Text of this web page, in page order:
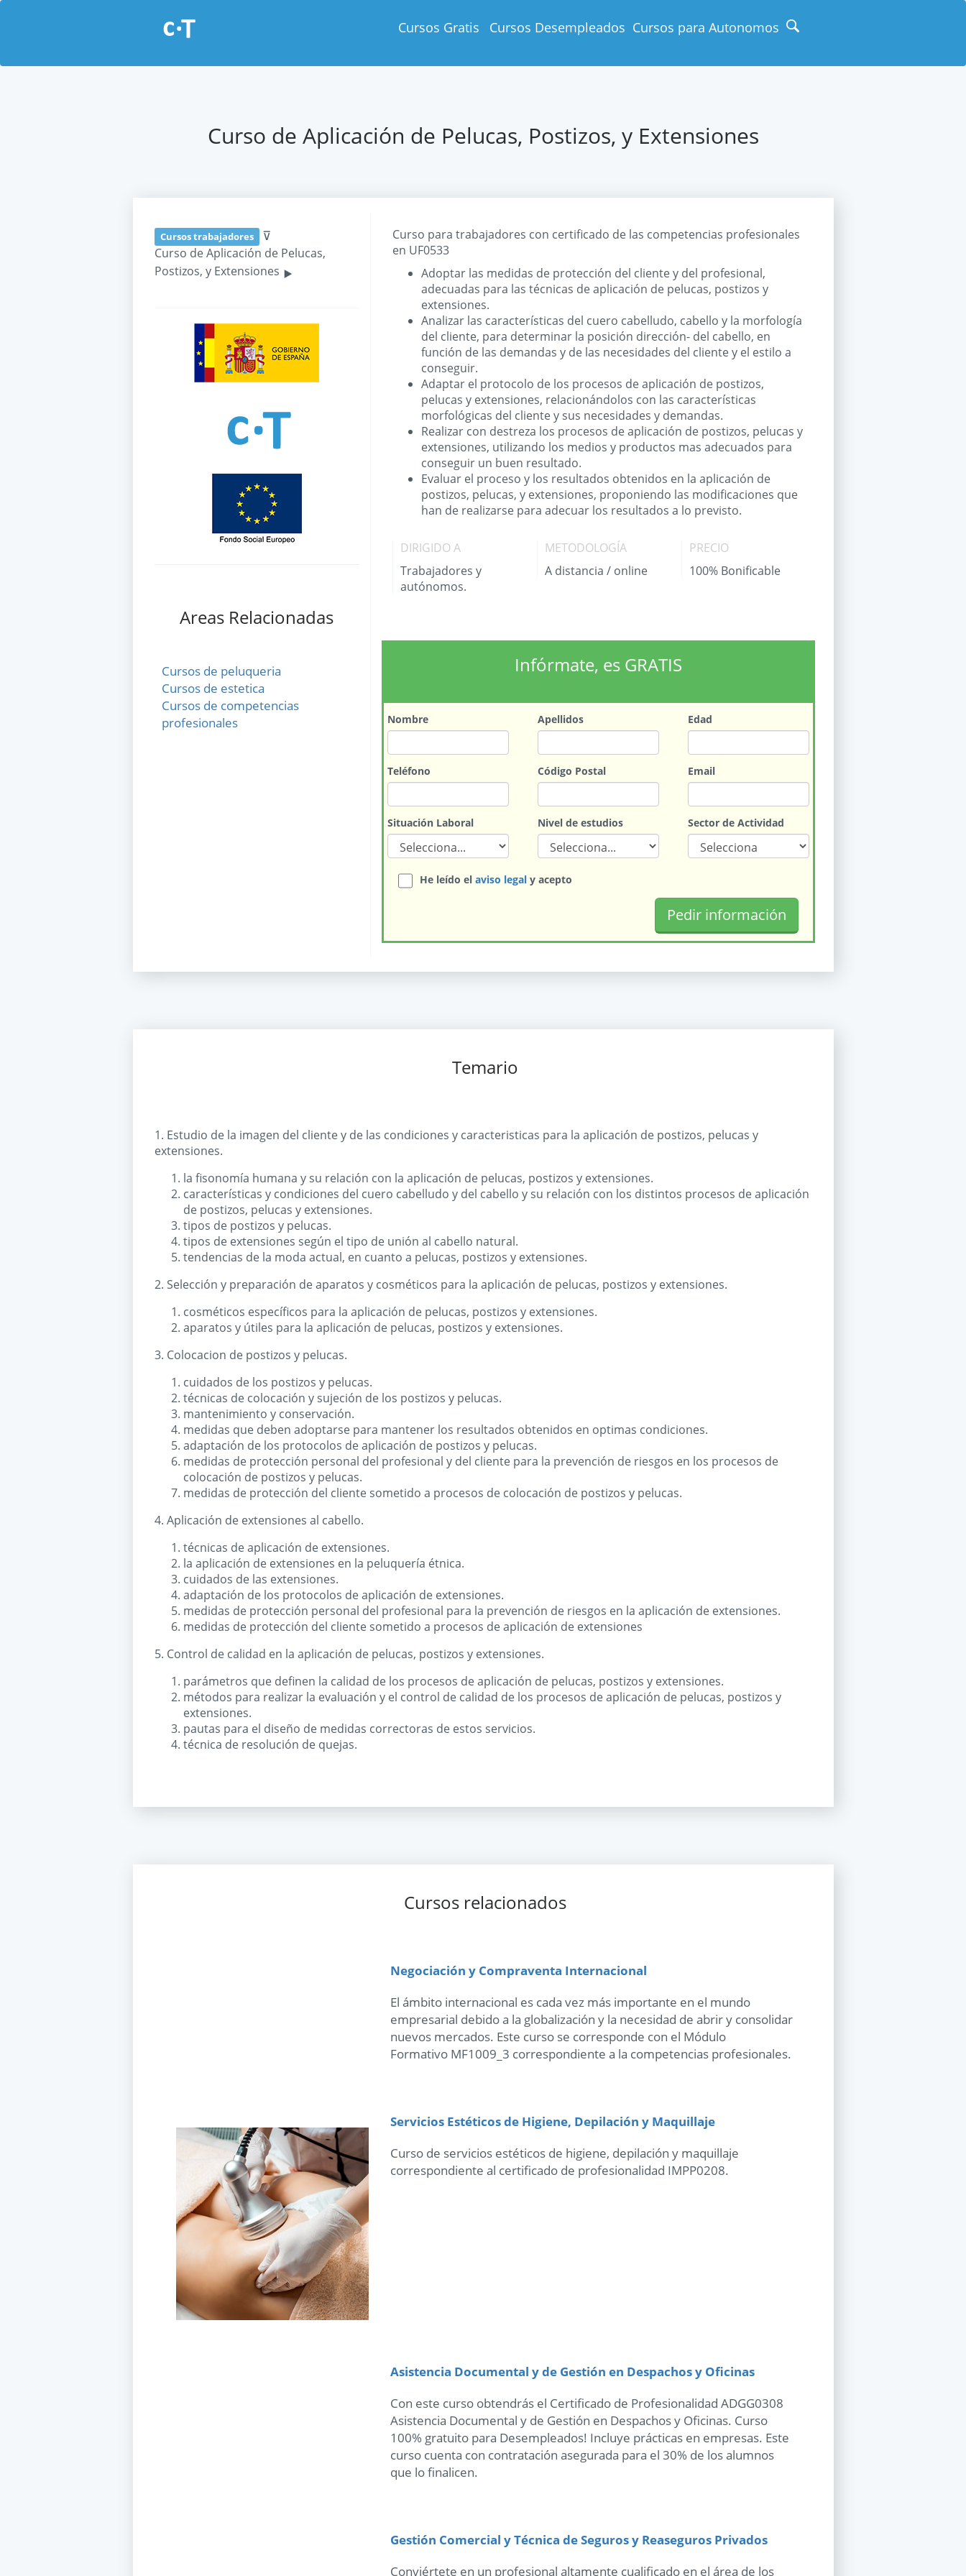
Cursos Gratis Cursos Desempleados Cursos para Autonomos
Curso de Aplicación de Pelucas, Postizos, y Extensiones
Curso para trabajadores con certificado de las competencias profesionales
en UF0533
Adoptar las medidas de protección del cliente y del profesional,
adecuadas para las técnicas de aplicación de pelucas, postizos y
extensiones.
Analizar las características del cuero cabelludo, cabello y la morfología
del cliente, para determinar la posición dirección- del cabello, en
función de las demandas y de las necesidades del cliente y el estilo a
conseguir.
Adaptar el protocolo de los procesos de aplicación de postizos,
pelucas y extensiones, relacionándolos con las características
morfológicas del cliente y sus necesidades y demandas.
Realizar con destreza los procesos de aplicación de postizos, pelucas y
extensiones, utilizando los medios y productos mas adecuados para
conseguir un buen resultado.
Evaluar el proceso y los resultados obtenidos en la aplicación de
postizos, pelucas, y extensiones, proponiendo las modificaciones que
han de realizarse para adecuar los resultados a lo previsto.
DIRIGIDO A
Trabajadores y
autónomos.
METODOLOGÍA
A distancia / online
PRECIO
100% Bonificable
Infórmate, es GRATIS
Nombre Apellidos Edad
Teléfono Código Postal Email
Situación Laboral Nivel de estudios Sector de Actividad
He leído elaviso legal y acepto
Cursos trabajadores ⊽
Curso de Aplicación de Pelucas,
Postizos, y Extensiones ‣
Areas Relacionadas
Cursos de peluqueria
Cursos de estetica
Cursos de competencias
profesionales
Temario
1. Estudio de la imagen del cliente y de las condiciones y caracteristicas para la aplicación de postizos, pelucas y
extensiones.
la fisonomía humana y su relación con la aplicación de pelucas, postizos y extensiones.
características y condiciones del cuero cabelludo y del cabello y su relación con los distintos procesos de aplicación
de postizos, pelucas y extensiones.
tipos de postizos y pelucas.
tipos de extensiones según el tipo de unión al cabello natural.
tendencias de la moda actual, en cuanto a pelucas, postizos y extensiones.
2. Selección y preparación de aparatos y cosméticos para la aplicación de pelucas, postizos y extensiones.
cosméticos específicos para la aplicación de pelucas, postizos y extensiones.
aparatos y útiles para la aplicación de pelucas, postizos y extensiones.
3. Colocacion de postizos y pelucas.
cuidados de los postizos y pelucas.
técnicas de colocación y sujeción de los postizos y pelucas.
mantenimiento y conservación.
medidas que deben adoptarse para mantener los resultados obtenidos en optimas condiciones.
adaptación de los protocolos de aplicación de postizos y pelucas.
medidas de protección personal del profesional y del cliente para la prevención de riesgos en los procesos de
colocación de postizos y pelucas.
medidas de protección del cliente sometido a procesos de colocación de postizos y pelucas.
4. Aplicación de extensiones al cabello.
técnicas de aplicación de extensiones.
la aplicación de extensiones en la peluquería étnica.
cuidados de las extensiones.
adaptación de los protocolos de aplicación de extensiones.
medidas de protección personal del profesional para la prevención de riesgos en la aplicación de extensiones.
medidas de protección del cliente sometido a procesos de aplicación de extensiones
5. Control de calidad en la aplicación de pelucas, postizos y extensiones.
parámetros que definen la calidad de los procesos de aplicación de pelucas, postizos y extensiones.
métodos para realizar la evaluación y el control de calidad de los procesos de aplicación de pelucas, postizos y
extensiones.
pautas para el diseño de medidas correctoras de estos servicios.
técnica de resolución de quejas.
Cursos relacionados
Negociación y Compraventa Internacional
El ámbito internacional es cada vez más importante en el mundo
empresarial debido a la globalización y la necesidad de abrir y consolidar
nuevos mercados. Este curso se corresponde con el Módulo
Formativo MF1009_3 correspondiente a la competencias profesionales.
Servicios Estéticos de Higiene, Depilación y Maquillaje
Curso de servicios estéticos de higiene, depilación y maquillaje
correspondiente al certificado de profesionalidad IMPP0208.
Asistencia Documental y de Gestión en Despachos y Oficinas
Con este curso obtendrás el Certificado de Profesionalidad ADGG0308
Asistencia Documental y de Gestión en Despachos y Oficinas. Curso
100% gratuito para Desempleados! Incluye prácticas en empresas. Este
curso cuenta con contratación asegurada para el 30% de los alumnos
que lo finalicen.
Gestión Comercial y Técnica de Seguros y Reaseguros Privados
Conviértete en un profesional altamente cualificado en el área de los